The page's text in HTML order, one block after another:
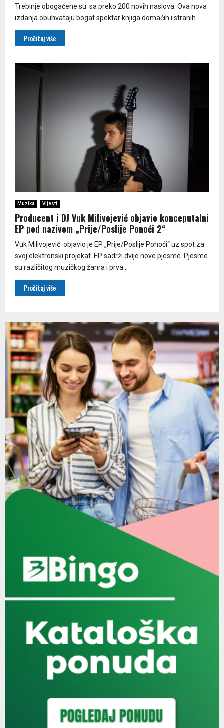
Trebinje obogaćene su sa preko 200 novih naslova. Ova nova
izdanja obuhvataju bogat spektar knjiga domaćih i stranih...
Pročitaj više
Muzika Vijesti
Producent i DJ Vuk Milivojević objavio konceputalni
EP pod nazivom „Prije/Poslije Ponoći 2“
Vuk Milivojević objavio je EP „Prije/Poslije Ponoći“ uz spot za
svoj elektronski projekat. EP sadrži dvije nove pjesme. Pjesme
su različitog muzičkog žanra i prva...
Pročitaj više